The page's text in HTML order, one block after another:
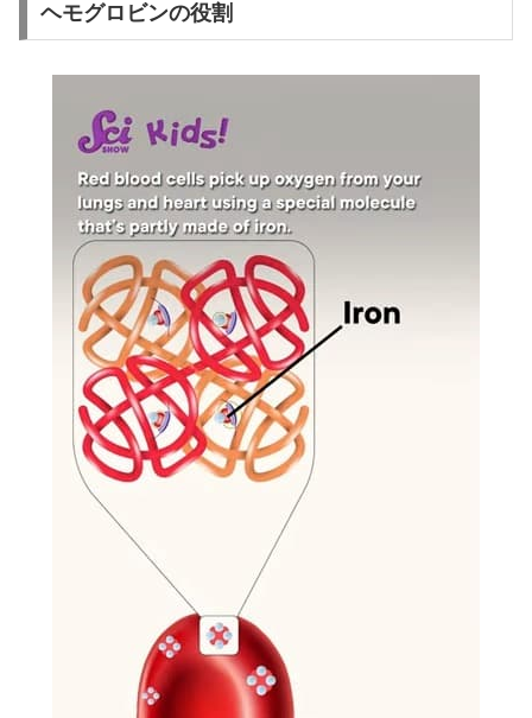
ヘモグロビンの役割